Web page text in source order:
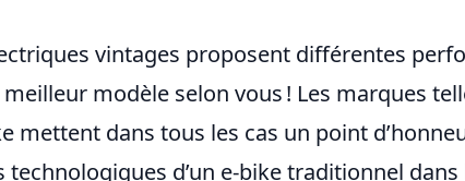
vintages proposent différentes
modèle selon vous ! Les marques
mettent dans tous les cas un point
technologiques d’un e-bike traditionnel dans